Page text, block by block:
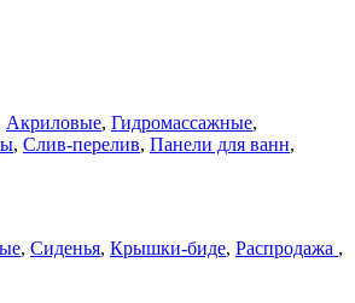
Акриловые, Гидромассажные,
, Слив-перелив, Панели для ванн,
, Сиденья, Крышки-биде, Распродажа ,